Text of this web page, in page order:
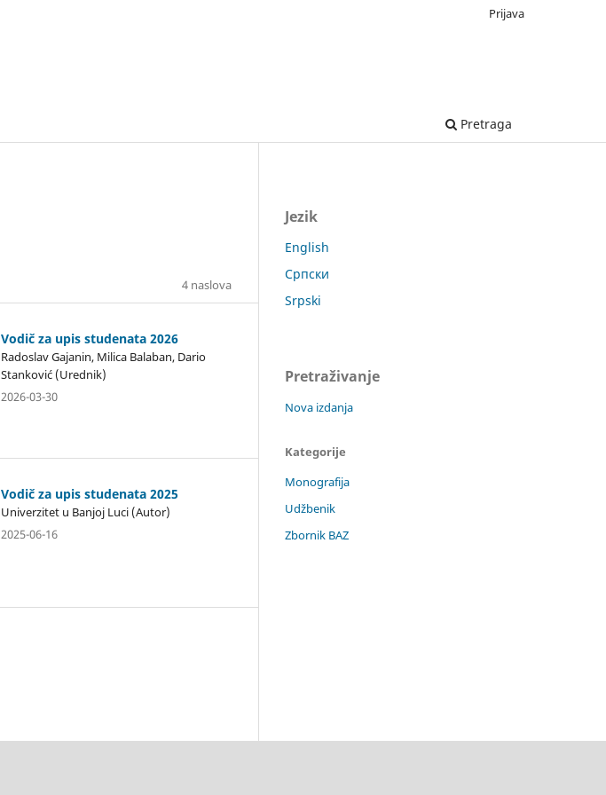
Pretraga
Prijava
4 naslova
Vodič za upis studenata 2026
Radoslav Gajanin, Milica Balaban, Dario
Stanković (Urednik)
2026-03-30
Vodič za upis studenata 2025
Univerzitet u Banjoj Luci (Autor)
2025-06-16
Jezik
English
Српски
Srpski
Pretraživanje
Nova izdanja
Kategorije
Monografija
Udžbenik
Zbornik BAZ